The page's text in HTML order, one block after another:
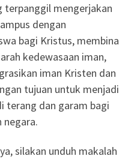
terpanggil mengerjakan
dengan
bagi Kristus, membina
kedewasaan iman,
iman Kristen dan
tujuan untuk menjadi
terang dan garam bagi
negara.
silakan unduh makalah